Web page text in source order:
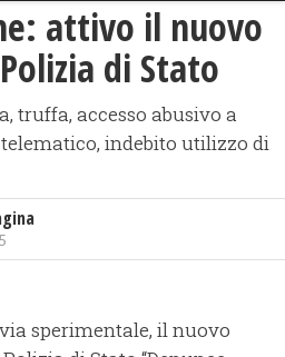
attivo il nuovo
di Stato
truffa, accesso abusivo a
indebito utilizzo di
sperimentale, il nuovo